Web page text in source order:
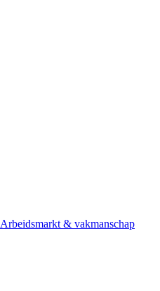
Arbeidsmarkt & vakmanschap